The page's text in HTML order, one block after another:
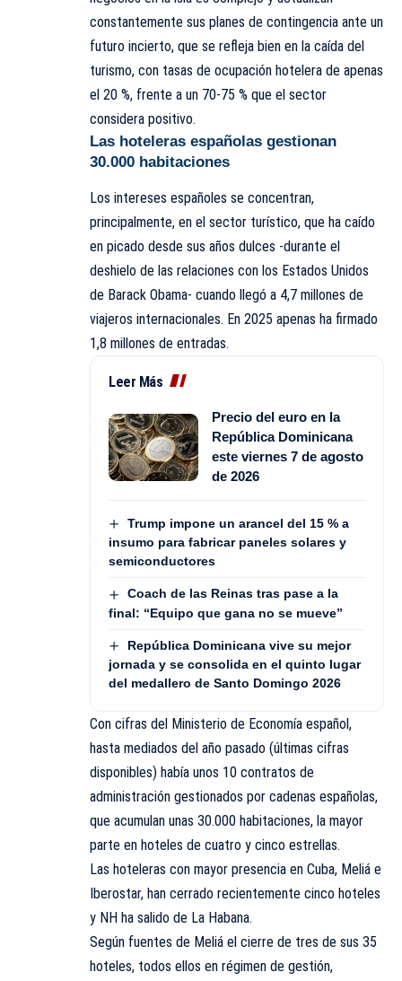
constantemente sus planes de contingencia ante un
futuro incierto, que se refleja bien en la caída del
turismo, con tasas de ocupación hotelera de apenas
el 20 %, frente a un 70-75 % que el sector
considera positivo.
Las hoteleras españolas gestionan
30.000 habitaciones
Los intereses españoles se concentran,
principalmente, en el sector turístico, que ha caído
en picado desde sus años dulces -durante el
deshielo de las relaciones con los Estados Unidos
de Barack Obama- cuando llegó a 4,7 millones de
viajeros internacionales. En 2025 apenas ha firmado
1,8 millones de entradas.
Leer Más
Precio del euro en la
República Dominicana
este viernes 7 de agosto
de 2026
Trump impone un arancel del 15 % a
insumo para fabricar paneles solares y
semiconductores
Coach de las Reinas tras pase a la
final: “Equipo que gana no se mueve”
República Dominicana vive su mejor
jornada y se consolida en el quinto lugar
del medallero de Santo Domingo 2026
Con cifras del Ministerio de Economía español,
hasta mediados del año pasado (últimas cifras
disponibles) había unos 10 contratos de
administración gestionados por cadenas españolas,
que acumulan unas 30.000 habitaciones, la mayor
parte en hoteles de cuatro y cinco estrellas.
Las hoteleras con mayor presencia en Cuba, Meliá e
Iberostar, han cerrado recientemente cinco hoteles
y NH ha salido de La Habana.
Según fuentes de Meliá el cierre de tres de sus 35
hoteles, todos ellos en régimen de gestión,